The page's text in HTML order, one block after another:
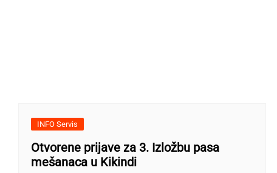
INFO Servis
Otvorene prijave za 3. Izložbu pasa
mešanaca u Kikindi